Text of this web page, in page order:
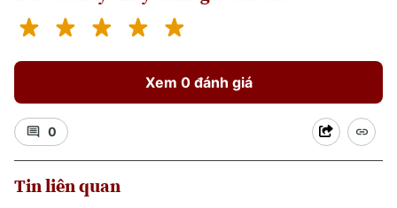
Xem 0 đánh giá
0
Tin liên quan